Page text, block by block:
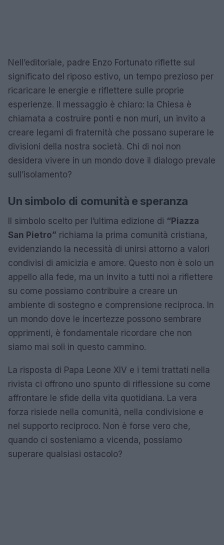
Nell’editoriale, padre Enzo Fortunato riflette sul
significato del riposo estivo, un tempo prezioso per
ricaricare le energie e riflettere sulle proprie
esperienze. Il messaggio è chiaro: la Chiesa è
chiamata a costruire ponti e non muri, un invito a
creare legami di fraternità che possano superare le
divisioni della nostra società. Chi di noi non
desidera vivere in un mondo dove il dialogo prevale
sull’isolamento?
Un simbolo di comunità e speranza
Il simbolo scelto per l’ultima edizione di “Piazza
San Pietro” richiama la prima comunità cristiana,
evidenziando la necessità di unirsi attorno a valori
condivisi di amicizia e amore. Questo non è solo un
appello alla fede, ma un invito a tutti noi a riflettere
su come possiamo contribuire a creare un
ambiente di sostegno e comprensione reciproca. In
un mondo dove le incertezze possono sembrare
opprimenti, è fondamentale ricordare che non
siamo mai soli in questo cammino.
La risposta di Papa Leone XIV e i temi trattati nella
rivista ci offrono uno spunto di riflessione su come
affrontare le sfide della vita quotidiana. La vera
forza risiede nella comunità, nella condivisione e
nel supporto reciproco. Non è forse vero che,
quando ci sosteniamo a vicenda, possiamo
superare qualsiasi ostacolo?